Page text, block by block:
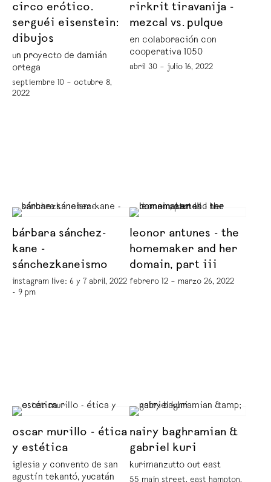
circo erótico.
serguéi eisenstein:
dibujos
un proyecto de damián
ortega
septiembre 10 – octubre 8,
2022
rirkrit tiravanija -
mezcal vs. pulque
en colaboración con
cooperativa 1050º
abril 30 – julio 16, 2022
bárbara sánchez-
kane -
sánchezkaneismo
instagram live: 6 y 7 abril, 2022
- 9 pm
leonor antunes - the
homemaker and her
domain, part iii
febrero 12 – marzo 26, 2022
oscar murillo - ética
y estética
iglesia y convento de san
agustín tekantó, yucatán
nairy baghramian &
gabriel kuri
kurimanzutto out east
55 main street, east hampton,